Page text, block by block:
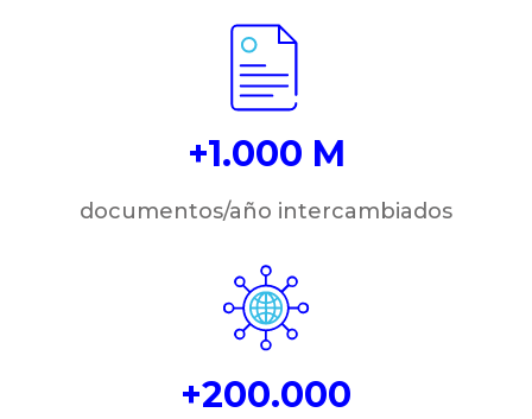
+1.000 M
documentos/año intercambiados
+200.000